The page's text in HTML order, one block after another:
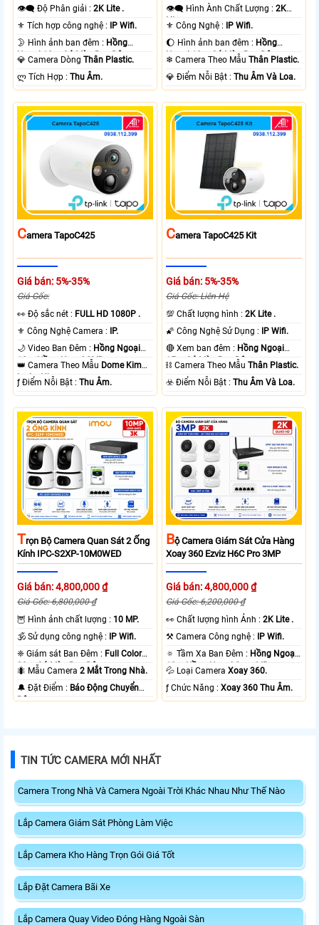
👁️‍🗨 Độ Phân giải :2K Lite .
⚜️ Tích hợp công nghệ : IP Wifi.
🌛 Hình ảnh ban đêm : Hồng
Ngoại 10m Có Màu Ban Ðêm.
💎 Camera DòngThân Plastic.
️ლ Tích Hợp :Thu Âm.
👁️‍🗨 Hình Ành Chất Lượng :2K
Lite .
⚜️ Công Nghệ : IP Wifi.
🌔 Hình ảnh ban đêm : Hồng
Ngoại 10m Có Màu Ban Ðêm.
❄ Camera Theo MẫuThân Plastic.
️💎 Điểm Nỗi Bật :Thu Âm Và Loa.
CAmera TapoC425
Giá bán: 5%-35%
Giá Gốc:
️👀 Độ sắc nét : FULL HD 1080P .
⚜️ Công Nghệ Camera : IP.
🌙 Video Ban Đêm : Hồng Ngoại
10m Hồng Ngoại SMD.
👑 Camera Theo Mẫu Dome Kim
loại + Nhựa.
️ƒ Điểm Nỗi Bật :Thu Âm.
CAmera TapoC425 Kit
Giá bán: 5%-35%
Giá Gốc: Liên Hệ
💯 Chất lượng hình :2K Lite .
🌠 Công Nghệ Sử Dụng : IP Wifi.
🔴 Xem ban đêm : Hồng Ngoại
15m Có Màu Ban Ðêm.
⛓ Camera Theo MẫuThân Plastic.
️☣️ Điểm Nỗi Bật :Thu Âm Và Loa.
TRọn Bộ Camera Quan Sát 2 Ống
Kính IPC-S2XP-10M0WED
Giá bán: 4,800,000 ₫
Giá Gốc: 6,800,000 ₫
🦉 Hình ảnh chất lượng : 10 MP.
🕉️ Sử dụng công nghệ : IP Wifi.
❈ Giám sát Ban Đêm : Full Color
20m Có Màu Ban Ðêm.
🐜 Mẫu Camera2 Mắt Trong Nhà.
️🔔 Đặt Điểm : Báo Động Chuyển
Động.
BỘ Camera Giám Sát Cửa Hàng
Xoay 360 Ezviz H6C Pro 3MP
Giá bán: 4,800,000 ₫
Giá Gốc: 6,200,000 ₫
️👀 Chất lượng hình Ảnh :2K Lite .
⚒ Camera Công nghệ : IP Wifi.
🔅 Tầm Xa Ban Đêm : Hồng Ngoại
10m Hồng Ngoại Smart IR.
💦 Loại CameraXoay 360.
️ƒ Chức Năng :Xoay 360 Thu Âm.
TIN TỨC CAMERA MỚI NHẤT
Camera Trong Nhà Và Camera Ngoài Trời Khác Nhau Như Thế Nào
Lắp Camera Giám Sát Phòng Làm Việc
Lắp Camera Kho Hàng Trọn Gói Giá Tốt
Lắp Đặt Camera Bãi Xe
Lắp Camera Quay Video Đóng Hàng Ngoài Sàn